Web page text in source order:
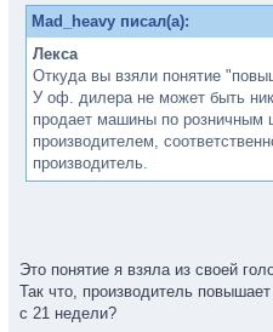
Mad_heavy писал(а):
Лекса
Откуда вы взяли понятие
У оф. дилера не может быть
продает машины по розничным
производителем,
производитель.
Это понятие я взяла из своей
Так что, производитель
с 21 недели?